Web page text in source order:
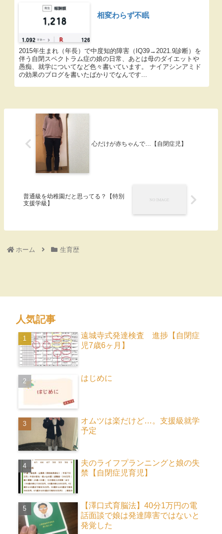
相変わらず不眠
2015年生まれ（年長）で中度知的障害（IQ39→2021.9診断）を
伴う自閉スペクトラム症の娘の日常、あとは母のダイエットや
愚痴、就学についてなど色々書いています。 ナイアシンアミド
の効果のブログを書いたばかりでなんです...
心だけが赤ちゃんで…【自閉症児】
普通級を幼稚園だと思ってる？【特別
支援学級】
ホーム 生育歴
人気記事
遠城寺式発達検査 進捗【自閉症
児7歳6ヶ月】
はじめに
オムツは楽だけど…。支援級就学
予定
夫のライフプランニングと娘の失
禁【自閉症児育児】
【澤口式育脳法】40分1万円の電
話面談で娘は発達障害ではないと
発覚した